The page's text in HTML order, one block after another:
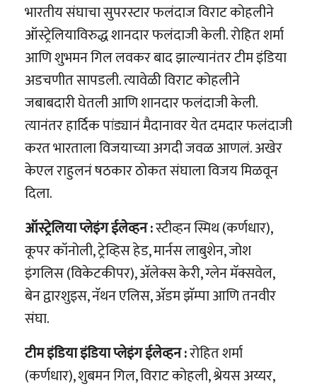
भारतीय संघाचा सुपरस्टार फलंदाज विराट कोहलीने
ऑस्ट्रेलियाविरुद्ध शानदार फलंदाजी केली. रोहित शर्मा
आणि शुभमन गिल लवकर बाद झाल्यानंतर टीम इंडिया
अडचणीत सापडली. त्यावेळी विराट कोहलीने
जबाबदारी घेतली आणि शानदार फलंदाजी केली.
त्यानंतर हार्दिक पांड्यानं मैदानावर येत दमदार फलंदाजी
करत भारताला विजयाच्या अगदी जवळ आणलं. अखेर
केएल राहुलनं षठकार ठोकत संघाला विजय मिळवून
दिला.
ऑस्ट्रेलिया प्लेइंग ईलेव्हन :स्टीव्हन स्मिथ (कर्णधार),
कूपर कॉनोली, ट्रेव्हिस हेड, मार्नस लाबुशेन, जोश
इंगलिस (विकेटकीपर), अ‍ॅलेक्स केरी, ग्लेन मॅक्सवेल,
बेन द्वारशुइस, नॅथन एलिस, अ‍ॅडम झॅम्पा आणि तनवीर
संघा.
टीम इंडिया इंडिया प्लेइंग ईलेव्हन :रोहित शर्मा
(कर्णधार), शुबमन गिल, विराट कोहली, श्रेयस अय्यर,